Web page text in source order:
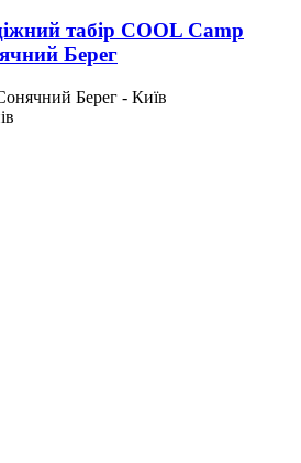
табір COOL Camp
Берег
Берег - Київ